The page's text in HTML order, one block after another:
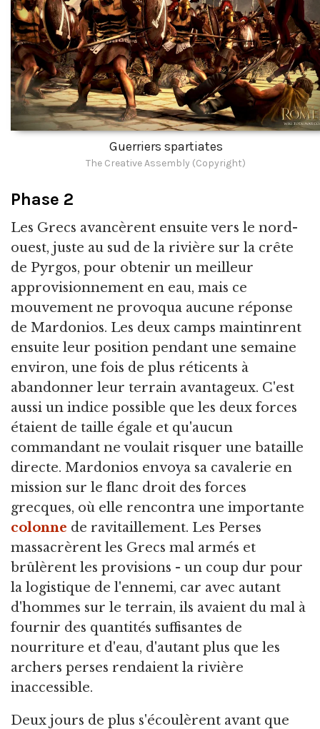
Guerriers spartiates
The Creative Assembly (Copyright)
Phase 2
Les Grecs avancèrent ensuite vers le nord-
ouest, juste au sud de la rivière sur la crête
de Pyrgos, pour obtenir un meilleur
approvisionnement en eau, mais ce
mouvement ne provoqua aucune réponse
de Mardonios. Les deux camps maintinrent
ensuite leur position pendant une semaine
environ, une fois de plus réticents à
abandonner leur terrain avantageux. C'est
aussi un indice possible que les deux forces
étaient de taille égale et qu'aucun
commandant ne voulait risquer une bataille
directe. Mardonios envoya sa cavalerie en
mission sur le flanc droit des forces
grecques, où elle rencontra une importante
colonne de ravitaillement. Les Perses
massacrèrent les Grecs mal armés et
brûlèrent les provisions - un coup dur pour
la logistique de l'ennemi, car avec autant
d'hommes sur le terrain, ils avaient du mal à
fournir des quantités suffisantes de
nourriture et d'eau, d'autant plus que les
archers perses rendaient la rivière
inaccessible.
Deux jours de plus s'écoulèrent avant que